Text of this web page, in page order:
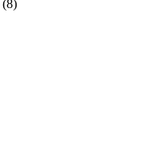
(8)